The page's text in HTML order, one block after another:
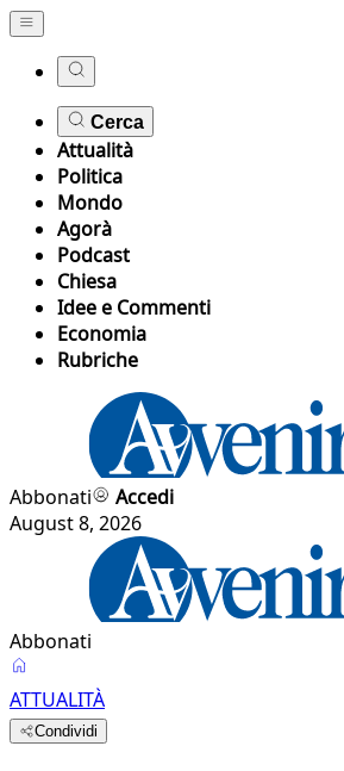
Cerca
Attualità
Politica
Mondo
Agorà
Podcast
Chiesa
Idee e Commenti
Economia
Rubriche
Abbonati
Accedi
August 8, 2026
Abbonati
ATTUALITÀ
Condividi